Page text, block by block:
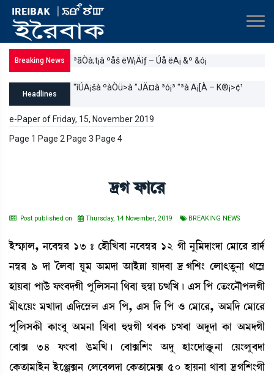
Breaking News ³ãÒà;t¡à ºåš ëW¡Äìƒ – Úå ëA¡ &º &ó¡
Headlines
"ìÚA¡šà ºàÒü>à "JÄ¤à ³ó¡³ "³à A¡[À – K®¡>¢¹
e-Paper of Friday, 15, November 2019
Page 1 Page 2 Page 3 Page 4
‰K ó¡àì¹
Post published on Thursday, 14 November, 2019 BREAKING NEWS
Òü´£¡àº, >ì¤´¬¹ 13 – ëÒï[J¤à >ì¤´¬¹ 12 Kã >å[³ƒà}ƒà ë³àì¹ ¯àƒ¢
>´¬¹ 9 ƒà íº¤à Úå³ "³ƒà "àÒüÄà Úàƒ¤à ‰K[Å} ëºà;t¡å>à =ì´Ã
ÒàÚ¤à šàl¡ü ó¡}¤ƒKã šå[ºÎ>à [=¤à ×´¬à W¡x[J¡ú &Î [š ët¡}ì>ïšºKã
³ã;ìÚ} ³Jàƒà &[ƒìÑ•º &Î [š, &Î [ƒ [š * ë³àì¹, "³[ƒ ë³àì¹
šå[ºÎA¡ã A¡à}¤å "³>à [=¤à ×´¬Kã =¤A¡ W¡x¤à "ƒåƒà A¡à "³ƒKã
ë¤àG 34 ó¡}¤à R¡³[J¡ú ë¤àG[Å} "ƒå Òà}ìƒàv¡ûå¡>à ëÚ}ºå¤ƒà
ëA¡t¡à³àÒü> ÒüìgG> ëºì¤ºƒà ëA¡t¡àì³G 50 ÒàÚ>à =à¤à ‰K[Å}Kã